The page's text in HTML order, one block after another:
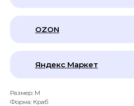
OZON
Яндекс Маркет
Размер: M
Форма: Краб